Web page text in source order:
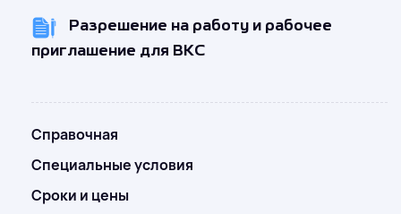
Разрешение на работу и рабочее
приглашение для ВКС
Справочная
Специальные условия
Сроки и цены